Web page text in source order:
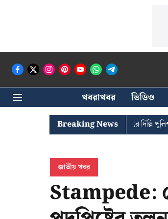
খবরাখবর ভিডিও
Breaking News
ঘোষের খোঁজে সিপিআইএম সদর দপ্তরে দিল্লি পুলিশ
জাতীয় খবর
Stampede: